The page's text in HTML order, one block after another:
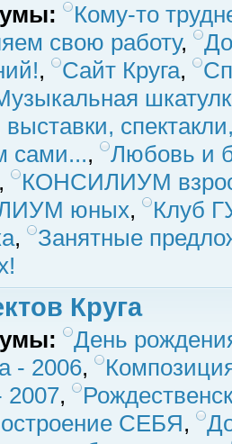
Кому-то
свою работу,
, Сайт Круга,
сами...,
Любовь и
,
КОНСИЛИУМ
юных,
Клуб
,
Занятные
Круга
День
- 2006,
2007,
СЕБЯ,